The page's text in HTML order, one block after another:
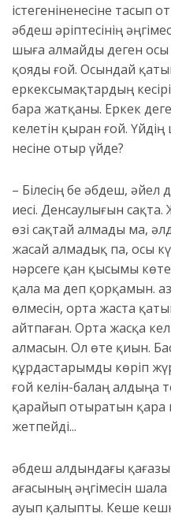
істегеніненесіне тасып
Қәбдеш әріптесінің
шыға алмайды деген осы
қояды ғой. Осындай
еркексымақтардың
бара жатқаны. Еркек
келетін қыран ғой.
несіне отыр үйде?
– Білесің бе Қәбдеш,
иесі. Денсаулығын
өзі сақтай алмады ма,
жасай алмадық па, осы
нәрсеге қан қысымы
қала ма деп қорқамын.
өлмесін, орта жаста
айтпаған. Орта жасқа
алмасын. Ол өте қиын.
құрдастарымды көріп
ғой келін-балаң алдыңа
қарайып отыратын қара
жетпейді...
Қәбдеш алдындағы
ағасының әңгімесін
ауып қалыпты. Кеше